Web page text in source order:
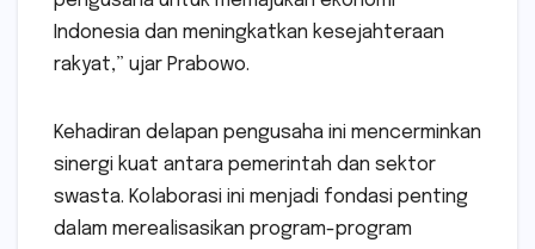
Indonesia dan meningkatkan kesejahteraan
rakyat,” ujar Prabowo.
Kehadiran delapan pengusaha ini mencerminkan
sinergi kuat antara pemerintah dan sektor
swasta. Kolaborasi ini menjadi fondasi penting
dalam merealisasikan program-program